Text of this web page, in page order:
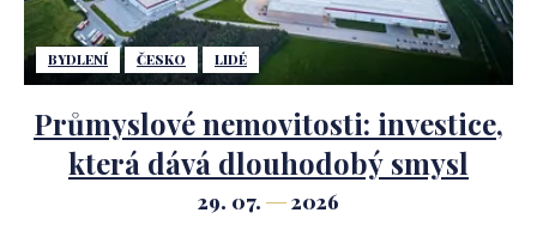
BYDLENÍ ČESKO LIDÉ
Průmyslové nemovitosti: investice,
která dává dlouhodobý smysl
29. 07. 2026